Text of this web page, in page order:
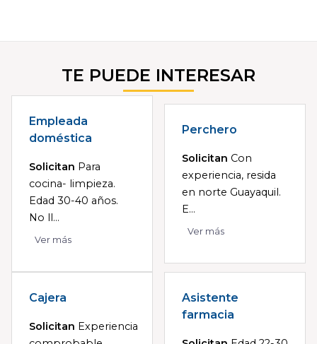
TE PUEDE INTERESAR
Empleada
doméstica
Solicitan Para
cocina- limpieza.
Edad 30-40 años.
No ll...
Ver más
Perchero
Solicitan Con
experiencia, resida
en norte Guayaquil.
E...
Ver más
Cajera
Solicitan Experiencia
Asistente
farmacia